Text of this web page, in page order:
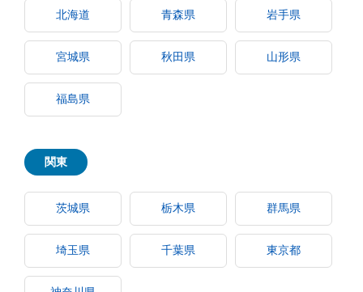
北海道 青森県 岩手県
宮城県 秋田県 山形県
福島県
関東
茨城県 栃木県 群馬県
埼玉県 千葉県 東京都